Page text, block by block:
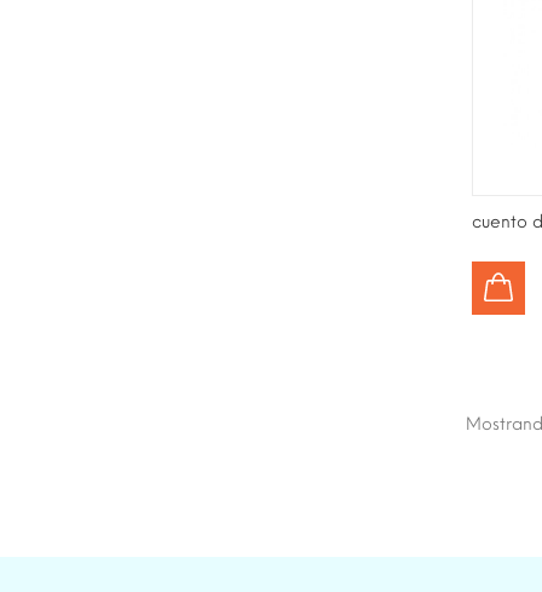
cuento